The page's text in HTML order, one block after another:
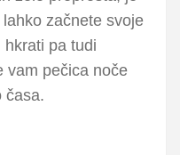
začnete svoje
hkrati pa tudi
vam pečica noče
časa.